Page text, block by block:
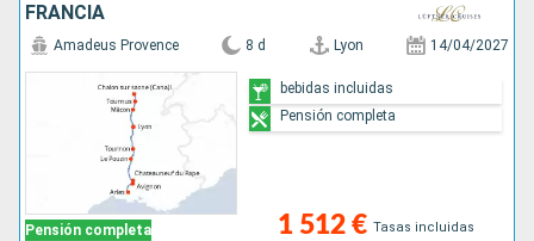
FRANCIA
Pensión completa
Amadeus Provence 8 d Lyon 14/04/2027
1 512 € Tasas incluidas
bebidas incluidas
Pensión completa